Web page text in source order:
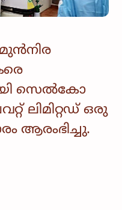
മുൻനിര
സെൽകോ
ലിമിറ്റഡ് ഒരു
ആരംഭിച്ചു.